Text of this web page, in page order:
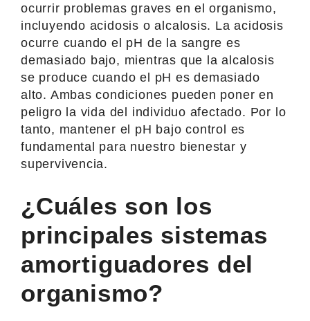
ocurrir problemas graves en el organismo,
incluyendo acidosis o alcalosis. La acidosis
ocurre cuando el pH de la sangre es
demasiado bajo, mientras que la alcalosis
se produce cuando el pH es demasiado
alto. Ambas condiciones pueden poner en
peligro la vida del individuo afectado. Por lo
tanto, mantener el pH bajo control es
fundamental para nuestro bienestar y
supervivencia.
¿Cuáles son los
principales sistemas
amortiguadores del
organismo?